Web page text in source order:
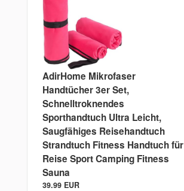
AdirHome Mikrofaser
Handtücher 3er Set,
Schnelltroknendes
Sporthandtuch Ultra Leicht,
Saugfähiges Reisehandtuch
Strandtuch Fitness Handtuch für
Reise Sport Camping Fitness
Sauna
39.99 EUR